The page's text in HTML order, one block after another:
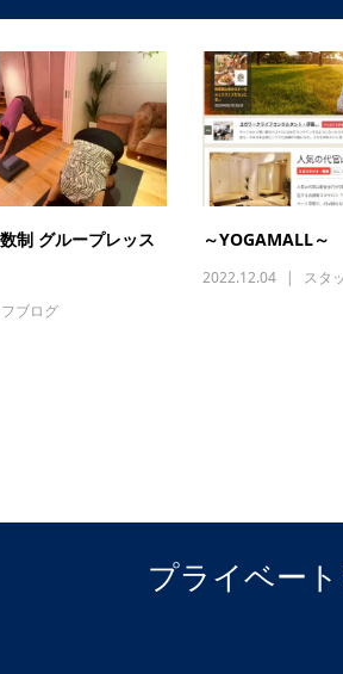
制 グループレッス
ブログ
～YOGAMALL～
2022.12.04 スタ
プライベー